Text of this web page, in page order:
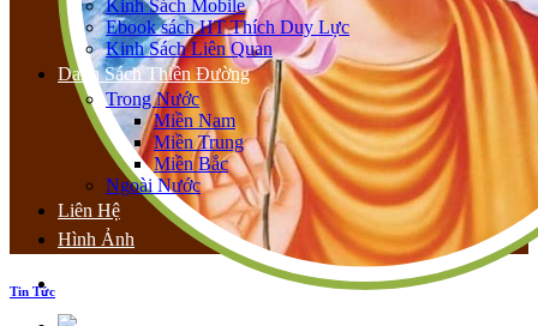
Kinh Sách Mobile
Ebook sách HT Thích Duy Lực
Kinh Sách Liên Quan
Danh Sách Thiền Đường
Trong Nước
Miền Nam
Miền Trung
Miền Bắc
Ngoài Nước
Liên Hệ
Hình Ảnh
Tin Tức